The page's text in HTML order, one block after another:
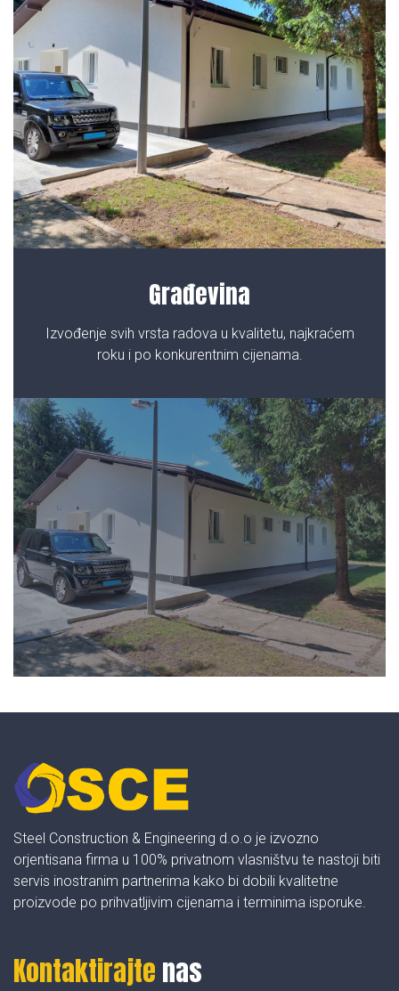
Građevina
Izvođenje svih vrsta radova u kvalitetu, najkraćem
roku i po konkurentnim cijenama.
Steel Construction & Engineering d.o.o je izvozno
orjentisana firma u 100% privatnom vlasništvu te nastoji biti
servis inostranim partnerima kako bi dobili kvalitetne
proizvode po prihvatljivim cijenama i terminima isporuke.
Kontaktirajte nas